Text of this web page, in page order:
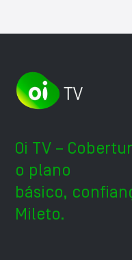
Oi TV –
o plano
básico,
Mileto.